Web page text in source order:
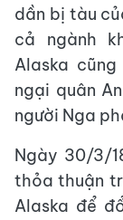
dần bị tàu
cả ngành
Alaska
ngại quân
người Nga
Ngày 30/3/
thỏa thuận
Alaska để